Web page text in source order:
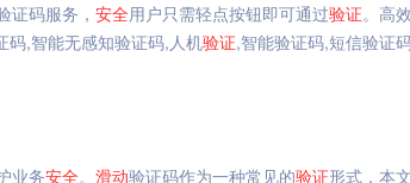
证码服务， 安全用户只需轻点按钮即可通过验证。高
码,智能无感知验证码,人机验证,智能验证码,短信验证
业务安全。 滑动验证码作为一种常见的验证形式，本